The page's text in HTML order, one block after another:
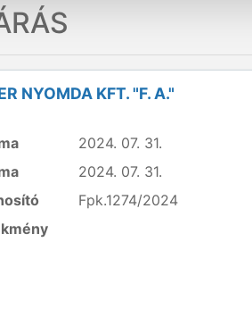
NYOMDA KFT. "F. A."
2024. 07. 31.
2024. 07. 31.
Fpk.1274/2024